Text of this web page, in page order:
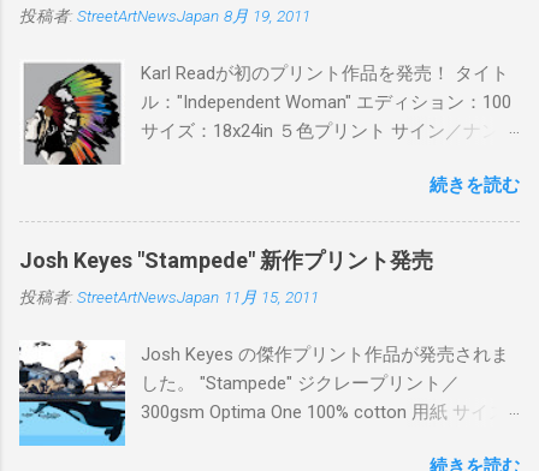
¥16,000(¥17,280) 購入は、 こちら から
投稿者: StreetArtNewsJapan 8月 19, 2011
Karl Readが初のプリント作品を発売！ タイト
ル："Independent Woman" エディション：100
サイズ：18x24in ５色プリント サイン／ナンバ
ドフィニッシュバージョン（エディション：
25）$125 購入は８月２６日に こちら から
続きを読む
Josh Keyes "Stampede" 新作プリント発売
投稿者: StreetArtNewsJapan 11月 15, 2011
Josh Keyes の傑作プリント作品が発売されま
した。 "Stampede" ジクレープリント／
300gsm Optima One 100% cotton 用紙 サイズ:
続きを読む